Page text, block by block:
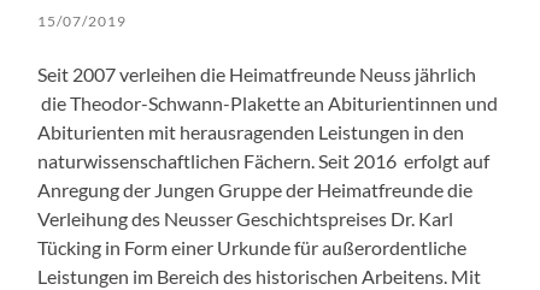
15/07/2019
Seit 2007 verleihen die Heimatfreunde Neuss jährlich
die Theodor-Schwann-Plakette an Abiturientinnen und
Abiturienten mit herausragenden Leistungen in den
naturwissenschaftlichen Fächern. Seit 2016 erfolgt auf
Anregung der Jungen Gruppe der Heimatfreunde die
Verleihung des Neusser Geschichtspreises Dr. Karl
Tücking in Form einer Urkunde für außerordentliche
Leistungen im Bereich des historischen Arbeitens. Mit